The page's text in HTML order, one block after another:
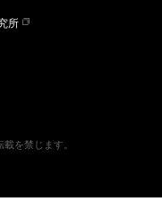
所
を禁じます。